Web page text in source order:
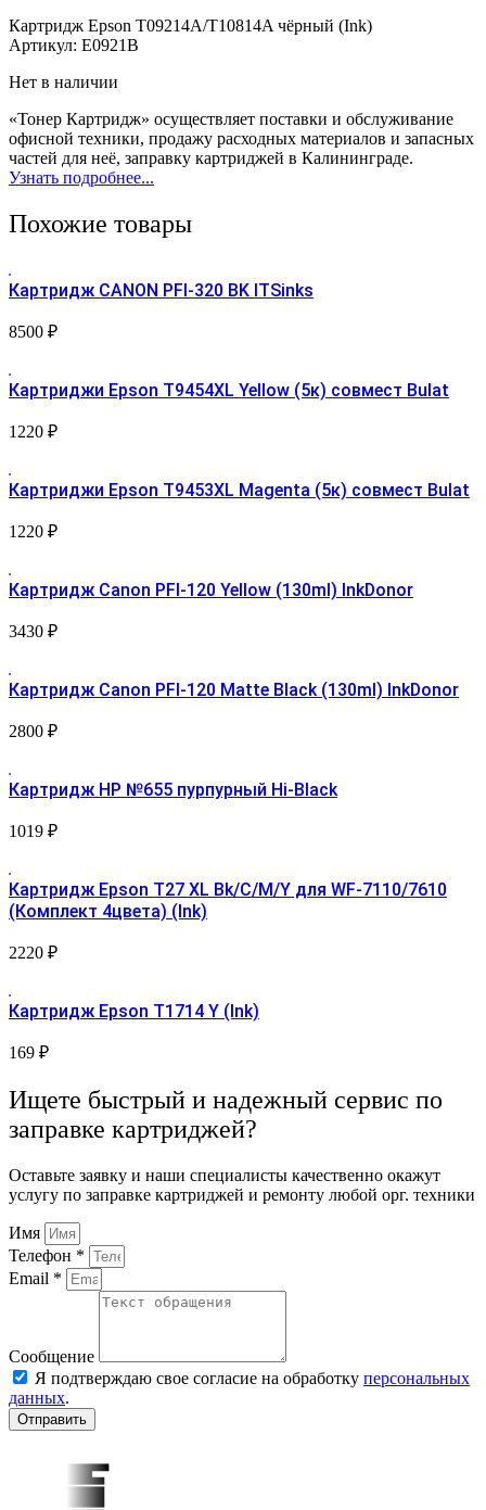
Картридж Epson T09214A/T10814A чёрный (Ink)
Артикул: E0921B
Нет в наличии
«Тонер Картридж» осуществляет поставки и обслуживание
офисной техники, продажу расходных материалов и запасных
частей для неё, заправку картриджей в Калининграде.
Узнать подробнее...
Похожие товары
Картридж CANON PFI-320 BK ITSinks
8500 ₽
Картриджи Epson T9454XL Yellow (5к) совмест Bulat
1220 ₽
Картриджи Epson T9453XL Magenta (5к) совмест Bulat
1220 ₽
Картридж Canon PFI-120 Yellow (130ml) InkDonor
3430 ₽
Картридж Canon PFI-120 Matte Black (130ml) InkDonor
2800 ₽
Картридж HP №655 пурпурный Hi-Black
1019 ₽
Картридж Epson T27 XL Bk/C/M/Y для WF-7110/7610
(Комплект 4цвета) (Ink)
2220 ₽
Картридж Epson T1714 Y (Ink)
169 ₽
Ищете быстрый и надежный сервис по
заправке картриджей?
Оставьте заявку и наши специалисты качественно окажут
услугу по заправке картриджей и ремонту любой орг. техники
Имя
Телефон *
Email *
Сообщение
Я подтверждаю свое согласие на обработку персональных
данных.
Отправить